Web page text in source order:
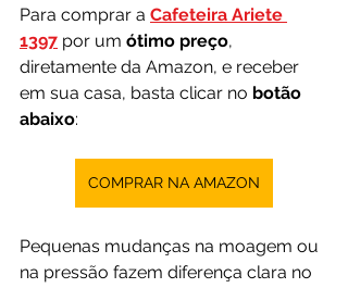
Para comprar a Cafeteira Ariete
1397 por um ótimo preço,
diretamente da Amazon, e receber
em sua casa, basta clicar no botão
abaixo:
COMPRAR NA AMAZON
Pequenas mudanças na moagem ou
na pressão fazem diferença clara no